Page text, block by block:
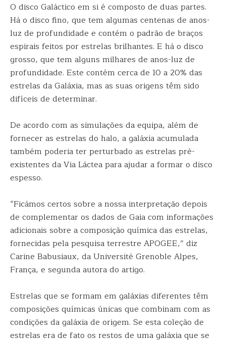
O disco Galáctico em si é composto de duas partes.
Há o disco fino, que tem algumas centenas de anos-
luz de profundidade e contém o padrão de braços
espirais feitos por estrelas brilhantes. E há o disco
grosso, que tem alguns milhares de anos-luz de
profundidade. Este contém cerca de 10 a 20% das
estrelas da Galáxia, mas as suas origens têm sido
difíceis de determinar.
De acordo com as simulações da equipa, além de
fornecer as estrelas do halo, a galáxia acumulada
também poderia ter perturbado as estrelas pré-
existentes da Via Láctea para ajudar a formar o disco
espesso.
“Ficámos certos sobre a nossa interpretação depois
de complementar os dados de Gaia com informações
adicionais sobre a composição química das estrelas,
fornecidas pela pesquisa terrestre APOGEE,” diz
Carine Babusiaux, da Université Grenoble Alpes,
França, e segunda autora do artigo.
Estrelas que se formam em galáxias diferentes têm
composições químicas únicas que combinam com as
condições da galáxia de origem. Se esta coleção de
estrelas era de fato os restos de uma galáxia que se